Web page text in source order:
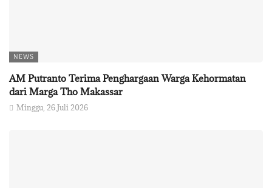
NEWS
AM Putranto Terima Penghargaan Warga Kehormatan
dari Marga Tho Makassar
Minggu, 26 Juli 2026